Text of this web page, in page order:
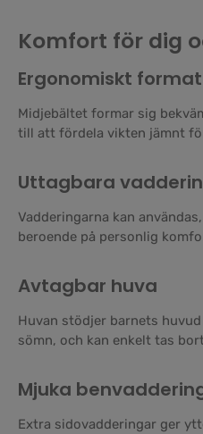
Komfort för dig
Ergonomiskt
Midjebältet formar sig
till att fördela vikten jämnt
Uttagbara
Vadderingarna kan
beroende på personlig
Avtagbar huva
Huvan stödjer barnets
sömn, och kan enkelt tas
Mjuka
Extra sidovadderingar ger